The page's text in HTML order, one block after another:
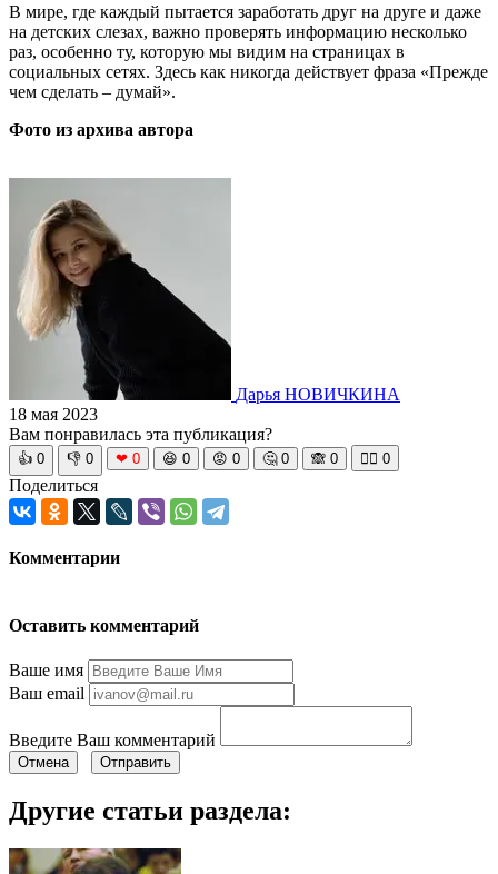
В мире, где каждый пытается заработать друг на друге и даже
на детских слезах, важно проверять информацию несколько
раз, особенно ту, которую мы видим на страницах в
социальных сетях. Здесь как никогда действует фраза «Прежде
чем сделать – думай».
Фото из архива автора
Дарья НОВИЧКИНА
18 мая 2023
Вам понравилась эта публикация?
👍 0 👎 0 ❤ 0 😆 0 😡 0 🤔 0 🙈 0 🧘‍♀️ 0
Поделиться
Комментарии
Оставить комментарий
Ваше имя
Ваш email
Введите Ваш комментарий
Отмена Отправить
Другие статьи раздела: